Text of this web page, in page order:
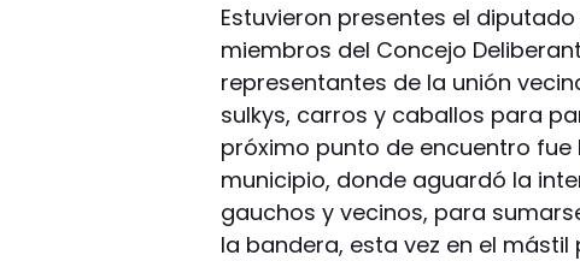
Estuvieron presentes el
miembros del Concejo
representantes de la unión
sulkys, carros y caballos para
próximo punto de encuentro fue
municipio, donde aguardó la
gauchos y vecinos, para
la bandera, esta vez en el mástil